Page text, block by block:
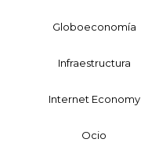
Globoeconomía
Infraestructura
Internet Economy
Ocio